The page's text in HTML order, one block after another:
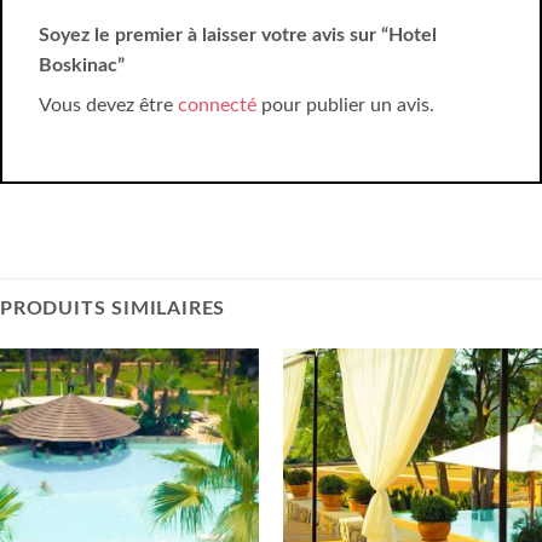
Soyez le premier à laisser votre avis sur “Hotel
Boskinac”
Vous devez être connecté pour publier un avis.
PRODUITS SIMILAIRES